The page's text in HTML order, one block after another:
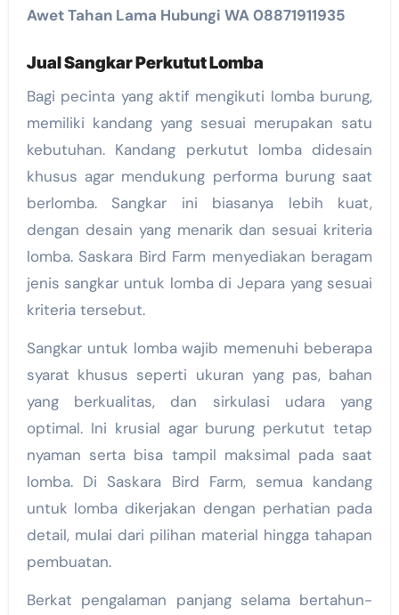
Awet Tahan Lama Hubungi WA 08871911935
Jual Sangkar Perkutut Lomba
Bagi pecinta yang aktif mengikuti lomba burung,
memiliki kandang yang sesuai merupakan satu
kebutuhan. Kandang perkutut lomba didesain
khusus agar mendukung performa burung saat
berlomba. Sangkar ini biasanya lebih kuat,
dengan desain yang menarik dan sesuai kriteria
lomba. Saskara Bird Farm menyediakan beragam
jenis sangkar untuk lomba di Jepara yang sesuai
kriteria tersebut.
Sangkar untuk lomba wajib memenuhi beberapa
syarat khusus seperti ukuran yang pas, bahan
yang berkualitas, dan sirkulasi udara yang
optimal. Ini krusial agar burung perkutut tetap
nyaman serta bisa tampil maksimal pada saat
lomba. Di Saskara Bird Farm, semua kandang
untuk lomba dikerjakan dengan perhatian pada
detail, mulai dari pilihan material hingga tahapan
pembuatan.
Berkat pengalaman panjang selama bertahun-